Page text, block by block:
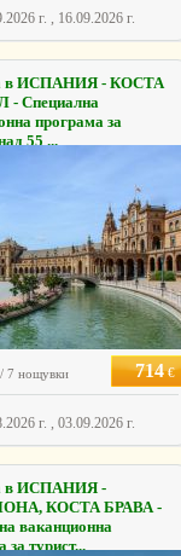
г. , 16.09.2026 г.
в ИСПАНИЯ - КОСТА
- Специална
програма за
55 ...
7 нощувки 714€
г. , 03.09.2026 г.
в ИСПАНИЯ -
КОСТА БРАВА -
ваканционна
за турист...